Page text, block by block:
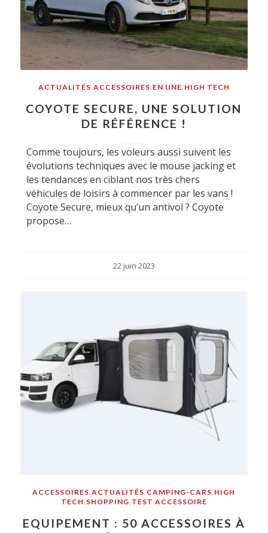
ACTUALITÉS ACCESSOIRES EN UNE HIGH TECH
COYOTE SECURE, UNE SOLUTION
DE RÉFÉRENCE !
Comme toujours, les voleurs aussi suivent les
évolutions techniques avec le mouse jacking et
les tendances en ciblant nos très chers
véhicules de loisirs à commencer par les vans !
Coyote Secure, mieux qu’un antivol ? Coyote
propose…
22 juin 2023
ACCESSOIRES,ACTUALITÉS, CAMPING-CARS, HIGH
TECH, SHOPPING, TEST ACCESSOIRE
EQUIPEMENT : 50 ACCESSOIRES À